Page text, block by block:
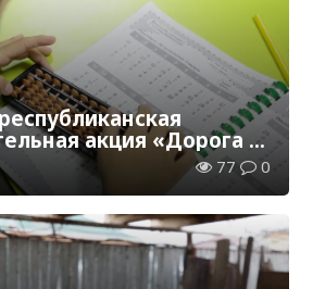
акция «Дорога в
77 0